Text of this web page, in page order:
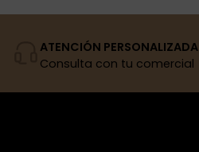
ATENCIÓN PERSONALIZADA
Consulta con tu comercial